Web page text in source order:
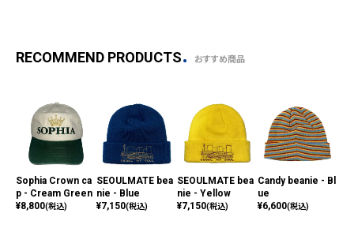
RECOMMEND PRODUCTS おすすめ商品
Sophia Crown ca
p - Cream Green
¥8,800(税込)
SEOULMATE bea
nie - Blue
¥7,150(税込)
SEOULMATE bea
nie - Yellow
¥7,150(税込)
Candy beanie - Bl
ue
¥6,600(税込)